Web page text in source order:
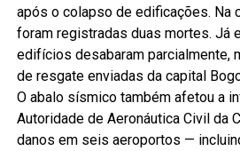
após o colapso de edificações. Na
foram registradas duas mortes. Já
edifícios desabaram parcialmente,
de resgate enviadas da capital
O abalo sísmico também afetou a
Autoridade de Aeronáutica Civil da
danos em seis aeroportos —